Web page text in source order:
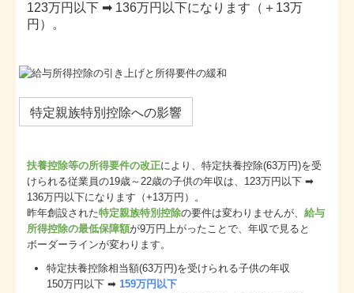
123万円以下 ➡ 136万円以下になります（＋13万
円）。
特定親族特別控除への影響
扶養控除等の所得要件の改正により、特定扶養控除(63万円)を受
けられる従業員の19歳～22歳の子供の年収は、123万円以下 ➡
136万円以下になります（+13万円）。
昨年創設された特定親族特別控除の要件は変わりませんが、給与
所得控除の最低保障額が9万円上がったことで、年収で見ると
ボーダーラインが変わります。
特定扶養控除相当額(63万円)を受けられる子供の年収
150万円以下 ➡159万円以下